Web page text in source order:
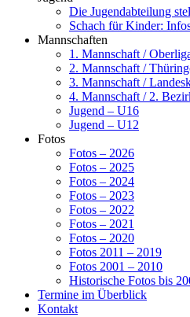
Die Jugendabteilung
Schach für Kinder:
Mannschaften
1. Mannschaft /
2. Mannschaft /
3. Mannschaft /
4. Mannschaft / 2.
Jugend – U16
Jugend – U12
Fotos
Fotos – 2026
Fotos – 2025
Fotos – 2024
Fotos – 2023
Fotos – 2022
Fotos – 2021
Fotos – 2020
Fotos 2011 – 2019
Fotos 2001 – 2010
Historische Fotos bis
Termine im Überblick
Kontakt